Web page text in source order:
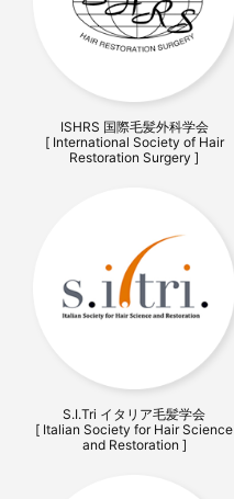
ISHRS 国際毛髪外科学会
[ International Society of Hair
Restoration Surgery ]
S.I.Tri イタリア毛髪学会
[ Italian Society for Hair Science
and Restoration ]